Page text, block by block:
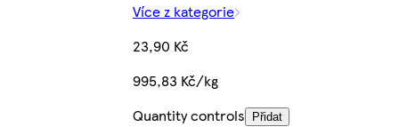
Více z kategorie
23,90 Kč
995,83 Kč/kg
Quantity controls
Přidat